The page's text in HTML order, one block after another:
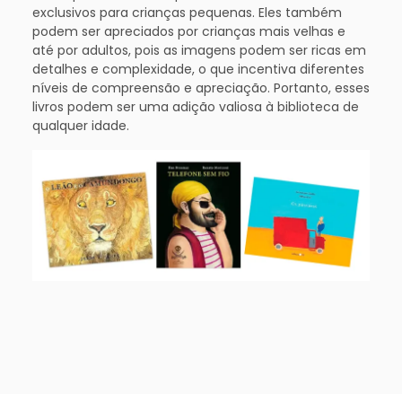
exclusivos para crianças pequenas. Eles também
podem ser apreciados por crianças mais velhas e
até por adultos, pois as imagens podem ser ricas em
detalhes e complexidade, o que incentiva diferentes
níveis de compreensão e apreciação. Portanto, esses
livros podem ser uma adição valiosa à biblioteca de
qualquer idade.